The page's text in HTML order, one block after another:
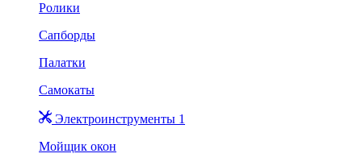
Ролики
Сапборды
Палатки
Самокаты
Электроинструменты 1
Мойщик окон